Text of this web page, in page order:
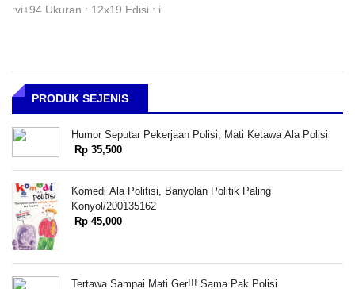
:vi+94 Ukuran : 12x19 Edisi : i
PRODUK SEJENIS
Humor Seputar Pekerjaan Polisi, Mati Ketawa Ala Polisi
Rp 35,500
Komedi Ala Politisi, Banyolan Politik Paling
Konyol/200135162
Rp 45,000
Tertawa Sampai Mati Ger!!! Sama Pak Polisi